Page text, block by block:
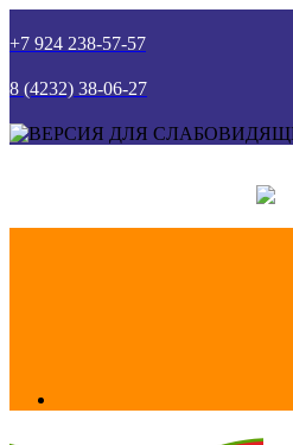
+7 924 238-57-57
8 (4232) 38-06-27